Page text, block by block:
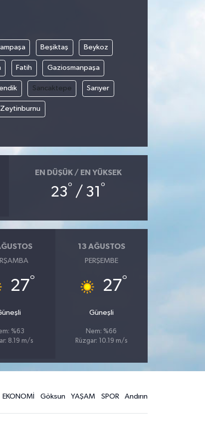
Beşiktaş Beykoz
Fatih Gaziosmanpaşa
Sancaktepe Sarıyer
Zeytinburnu
EN DÜŞÜK / EN YÜKSEK
23° / 31 °
27°
%63
8.19 m/s
13 AĞUSTOS
PERŞEMBE
27°
Güneşli
Nem: %66
Rüzgar: 10.19 m/s
EKONOMİ Göksun YAŞAM SPOR Andırın